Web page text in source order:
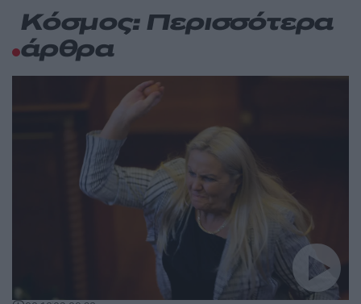
Κόσμος: Περισσότερα
άρθρα